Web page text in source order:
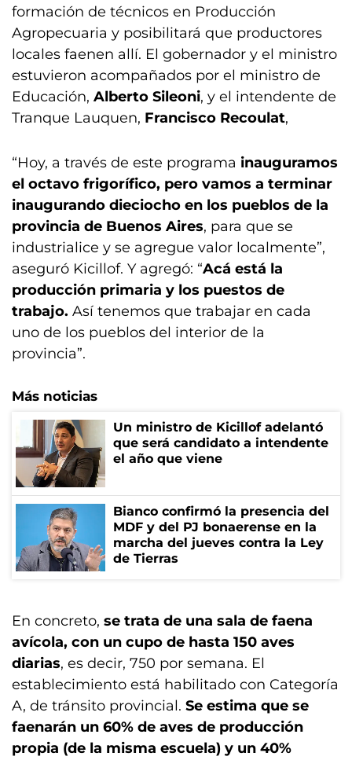
formación de técnicos en Producción
Agropecuaria y posibilitará que productores
locales faenen allí. El gobernador y el ministro
estuvieron acompañados por el ministro de
Educación, Alberto Sileoni, y el intendente de
Tranque Lauquen, Francisco Recoulat,
“Hoy, a través de este programa inauguramos
el octavo frigorífico, pero vamos a terminar
inaugurando dieciocho en los pueblos de la
provincia de Buenos Aires, para que se
industrialice y se agregue valor localmente”,
aseguró Kicillof. Y agregó: “Acá está la
producción primaria y los puestos de
trabajo. Así tenemos que trabajar en cada
uno de los pueblos del interior de la
provincia”.
Más noticias
Un ministro de Kicillof adelantó
que será candidato a intendente
el año que viene
Bianco confirmó la presencia del
MDF y del PJ bonaerense en la
marcha del jueves contra la Ley
de Tierras
En concreto, se trata de una sala de faena
avícola, con un cupo de hasta 150 aves
diarias, es decir, 750 por semana. El
establecimiento está habilitado con Categoría
A, de tránsito provincial. Se estima que se
faenarán un 60% de aves de producción
propia (de la misma escuela) y un 40%